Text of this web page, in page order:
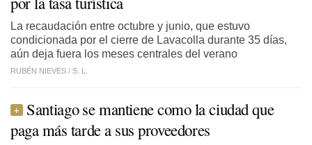
La recaudación entre octubre y junio, que estuvo
condicionada por el cierre de Lavacolla durante 35 días,
aún deja fuera los meses centrales del verano
RUBÉN NIEVES / S. L.
Santiago se mantiene como la ciudad que
paga más tarde a sus proveedores